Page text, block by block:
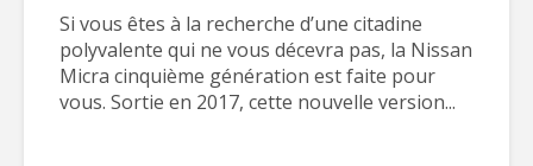
Si vous êtes à la recherche d’une citadine
polyvalente qui ne vous décevra pas, la Nissan
Micra cinquième génération est faite pour
vous. Sortie en 2017, cette nouvelle version...